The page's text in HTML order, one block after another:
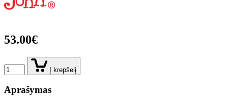
53.00€
Į krepšelį
Aprašymas